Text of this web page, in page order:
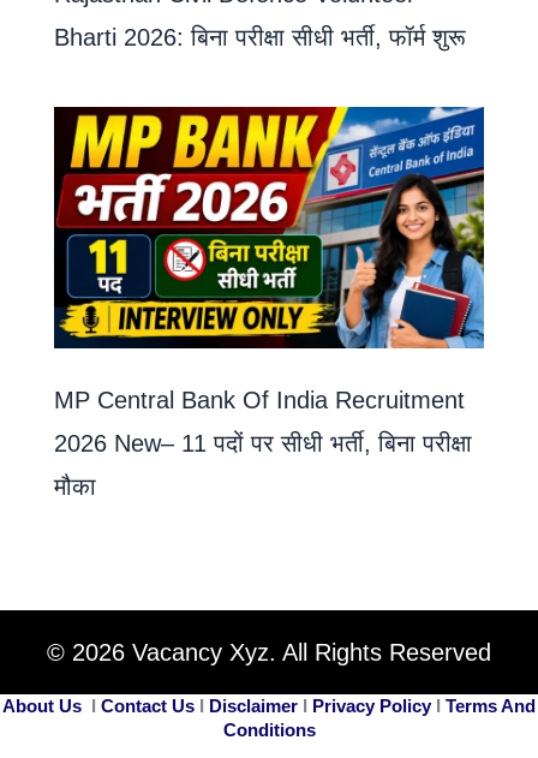
Bharti 2026: बिना परीक्षा सीधी भर्ती, फॉर्म शुरू
MP Central Bank Of India Recruitment
2026 New– 11 पदों पर सीधी भर्ती, बिना परीक्षा
मौका
© 2026 Vacancy Xyz. All Rights Reserved
About Us I Contact Us I Disclaimer I Privacy PolicyI Terms And
Conditions